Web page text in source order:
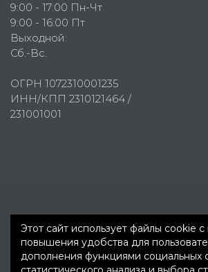
9:00 - 17:00 Пн-Чт
9:00 - 16:00 Пт
Выходной:
Сб.-Вс.
ОГРН 1072310001235
ИНН/КПП 2310121464 /
231001001
Этот сайт использует файлы cookie
повышения удобства для
дополнения функциями социальных